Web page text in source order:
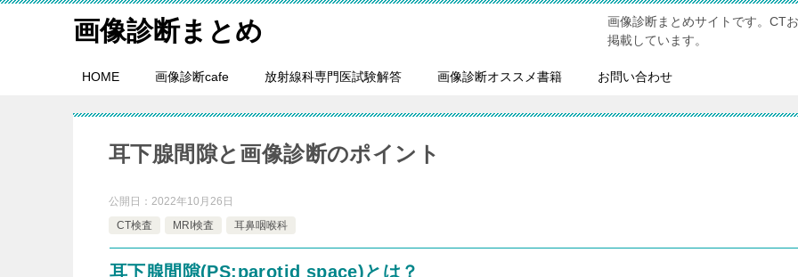
画像診断まとめ
画像診断まとめサイトです。CT
掲載しています。
HOME 画像診断cafe 放射線科専門医試験解答 画像診断オススメ書籍 お問い合わせ
耳下腺間隙と画像診断のポイント
公開日： 2022年10月26日
CT検査
MRI検査 耳鼻咽喉科
耳下腺間隙(PS:parotid space)とは？